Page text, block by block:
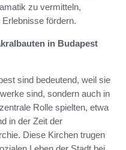
zu vermitteln,
fördern.
in Budapest
sind bedeutend, weil sie
sind, sondern auch in
Rolle spielten, etwa
in der Zeit der
Diese Kirchen trugen